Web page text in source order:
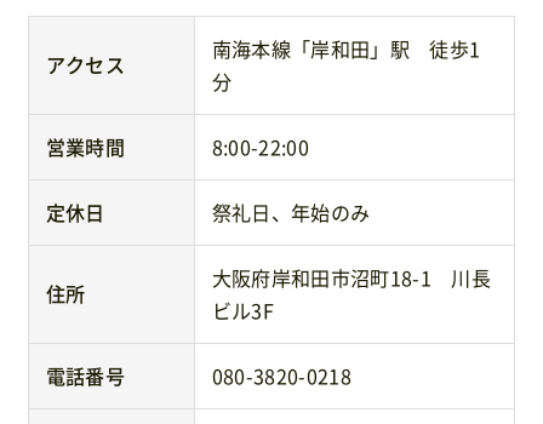
アクセス
南海本線「岸和田」駅 徒歩1
分
営業時間 8:00-22:00
定休日 祭礼日、年始のみ
住所
大阪府岸和田市沼町18-1 川長
ビル3F
電話番号 080-3820-0218